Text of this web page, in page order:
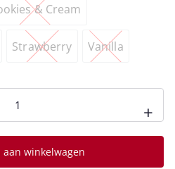
& Cream
Strawberry Vanilla
+
aan winkelwagen